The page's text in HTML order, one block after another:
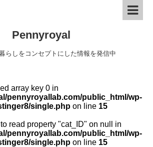
Pennyroyal
らしをコンセプトにした情報を発信中
array key 0 in
pennyroyallab.com/public_html/wp-
single.php on line 15
read property "cat_ID" on null in
pennyroyallab.com/public_html/wp-
single.php on line 15